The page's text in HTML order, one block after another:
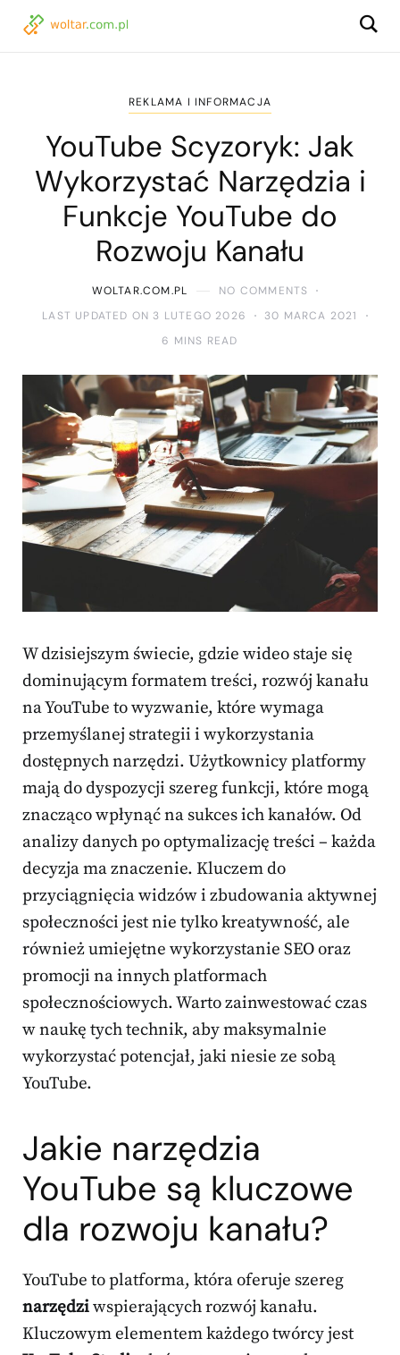
REKLAMA I INFORMACJA
YouTube Scyzoryk: Jak
Wykorzystać Narzędzia i
Funkcje YouTube do
Rozwoju Kanału
WOLTAR.COM.PL
NO COMMENTS
LAST UPDATED ON 3 LUTEGO 2026
30 MARCA 2021
6 MINS READ
W dzisiejszym świecie, gdzie wideo staje się
dominującym formatem treści, rozwój kanału
na YouTube to wyzwanie, które wymaga
przemyślanej strategii i wykorzystania
dostępnych narzędzi. Użytkownicy platformy
mają do dyspozycji szereg funkcji, które mogą
znacząco wpłynąć na sukces ich kanałów. Od
analizy danych po optymalizację treści – każda
decyzja ma znaczenie. Kluczem do
przyciągnięcia widzów i zbudowania aktywnej
społeczności jest nie tylko kreatywność, ale
również umiejętne wykorzystanie SEO oraz
promocji na innych platformach
społecznościowych. Warto zainwestować czas
w naukę tych technik, aby maksymalnie
wykorzystać potencjał, jaki niesie ze sobą
YouTube.
Jakie narzędzia
YouTube są kluczowe
dla rozwoju kanału?
YouTube to platforma, która oferuje szereg
narzędziwspierających rozwój kanału.
Kluczowym elementem każdego twórcy jest